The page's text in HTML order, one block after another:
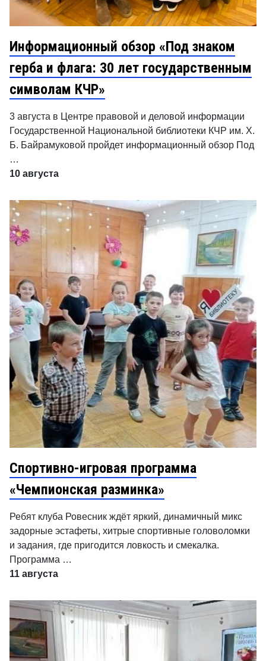
Информационный обзор «Под знаком
герба и флага: 30 лет государственным
символам КЧР»
3 августа в Центре правовой и деловой информации
Государственной Национальной библиотеки КЧР им. Х.
Б. Байрамуковой пройдет информационный обзор Под
…
10 августа
Спортивно-игровая программа
«Чемпионская разминка»
Ребят клуба Ровесник ждёт яркий, динамичный микс
задорные эстафеты, хитрые спортивные головоломки
и задания, где пригодится ловкость и смекалка.
Программа …
11 августа